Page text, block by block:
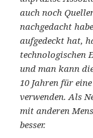
auch noch
nachgedacht
aufgedeckt hat,
technologischen
und man kann
10 Jahren für
verwenden. Als
mit anderen
besser.